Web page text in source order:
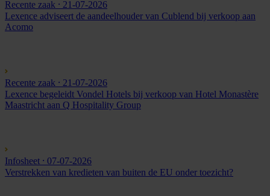
Recente zaak ⸱ 21-07-2026
Lexence adviseert de aandeelhouder van Cublend bij verkoop aan
Acomo
Recente zaak ⸱ 21-07-2026
Lexence begeleidt Vondel Hotels bij verkoop van Hotel Monastère
Maastricht aan Q Hospitality Group
Infosheet ⸱ 07-07-2026
Verstrekken van kredieten van buiten de EU onder toezicht?